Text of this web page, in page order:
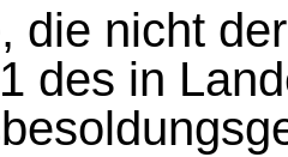
die nicht
des in